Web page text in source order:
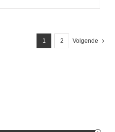
1 2 Volgende